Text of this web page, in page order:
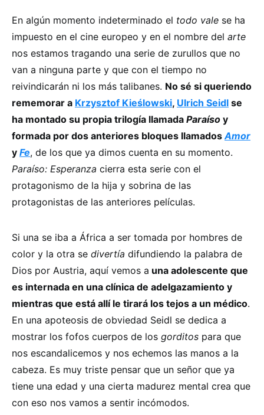
En algún momento indeterminado el todo vale se ha
impuesto en el cine europeo y en el nombre del arte
nos estamos tragando una serie de zurullos que no
van a ninguna parte y que con el tiempo no
reivindicarán ni los más talibanes. No sé si queriendo
rememorar a Krzysztof Kieślowski, Ulrich Seidl se
ha montado su propia trilogía llamada Paraíso y
formada por dos anteriores bloques llamados Amor
y Fe, de los que ya dimos cuenta en su momento.
Paraíso: Esperanza cierra esta serie con el
protagonismo de la hija y sobrina de las
protagonistas de las anteriores películas.
Si una se iba a África a ser tomada por hombres de
color y la otra se divertía difundiendo la palabra de
Dios por Austria, aquí vemos a una adolescente que
es internada en una clínica de adelgazamiento y
mientras que está allí le tirará los tejos a un médico.
En una apoteosis de obviedad Seidl se dedica a
mostrar los fofos cuerpos de los gorditos para que
nos escandalicemos y nos echemos las manos a la
cabeza. Es muy triste pensar que un señor que ya
tiene una edad y una cierta madurez mental crea que
con eso nos vamos a sentir incómodos.